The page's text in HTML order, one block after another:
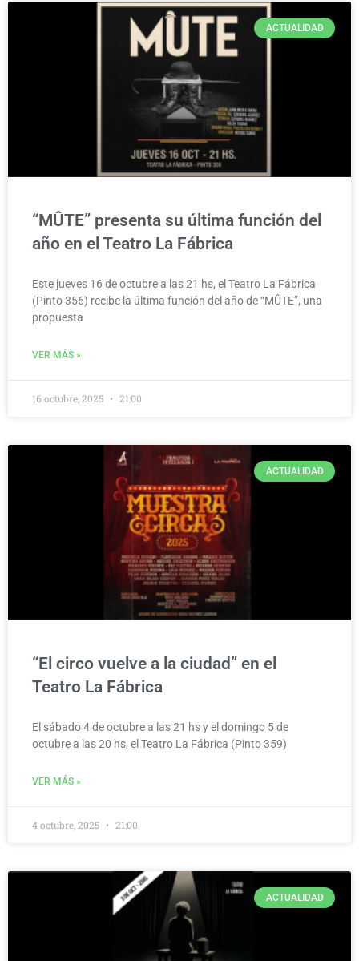
ACTUALIDAD
“MÛTE” presenta su última función del
año en el Teatro La Fábrica
Este jueves 16 de octubre a las 21 hs, el Teatro La Fábrica
(Pinto 356) recibe la última función del año de “MÛTE”, una
propuesta
VER MÁS »
16 octubre, 2025 21:00
ACTUALIDAD
“El circo vuelve a la ciudad” en el
Teatro La Fábrica
El sábado 4 de octubre a las 21 hs y el domingo 5 de
octubre a las 20 hs, el Teatro La Fábrica (Pinto 359)
VER MÁS »
4 octubre, 2025 21:00
ACTUALIDAD